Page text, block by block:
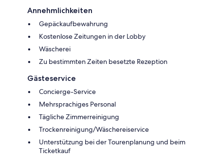
Annehmlichkeiten
Gepäckaufbewahrung
Kostenlose Zeitungen in der Lobby
Wäscherei
Zu bestimmten Zeiten besetzte Rezeption
Gästeservice
Concierge-Service
Mehrsprachiges Personal
Tägliche Zimmerreinigung
Trockenreinigung/Wäschereiservice
Unterstützung bei der Tourenplanung und beim
Ticketkauf